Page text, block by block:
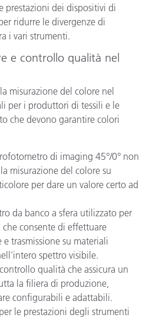
prestazioni dei dispositivi di
ridurre le divergenze di
i vari strumenti.
e controllo qualità nel
misurazione del colore nel
per i produttori di tessili e le
che devono garantire colori
di imaging 45°/0° non
misurazione del colore su
per dare un valore certo ad
da banco a sfera utilizzato per
consente di effettuare
trasmissione su materiali
spettro visibile.
qualità che assicura un
la filiera di produzione,
configurabili e adattabili.
le prestazioni degli strumenti